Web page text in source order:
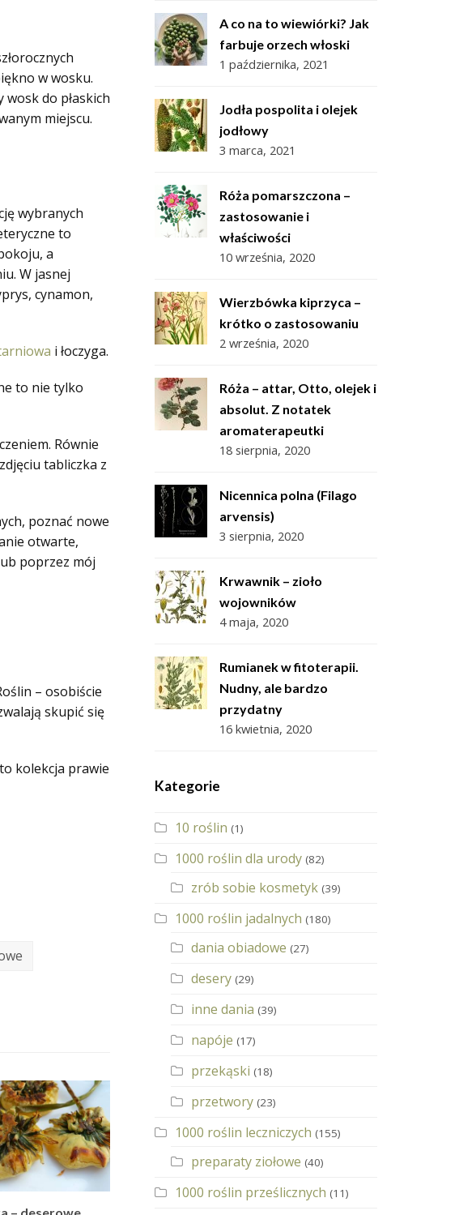
w wosku.
do płaskich
miejscu.
wybranych
to
a
W jasnej
cynamon,
i łoczyga.
to nie tylko
Równie
tabliczka z
poznać nowe
otwarte,
poprzez mój
– osobiście
skupić się
kolekcja prawie
A co na to wiewiórki? Jak
farbuje orzech włoski
1 października, 2021
Jodła pospolita i olejek
jodłowy
3 marca, 2021
Róża pomarszczona –
zastosowanie i
właściwości
10 września, 2020
Wierzbówka kiprzyca –
krótko o zastosowaniu
2 września, 2020
Róża – attar, Otto, olejek i
absolut. Z notatek
aromaterapeutki
18 sierpnia, 2020
Nicennica polna (Filago
arvensis)
3 sierpnia, 2020
Krwawnik – zioło
wojowników
4 maja, 2020
Rumianek w fitoterapii.
Nudny, ale bardzo
przydatny
16 kwietnia, 2020
Kategorie
10 roślin (1)
1000 roślin dla urody (82)
zrób sobie kosmetyk (39)
1000 roślin jadalnych (180)
dania obiadowe (27)
desery (29)
inne dania (39)
napóje (17)
przekąski (18)
przetwory (23)
1000 roślin leczniczych (155)
preparaty ziołowe (40)
1000 roślin prześlicznych (11)